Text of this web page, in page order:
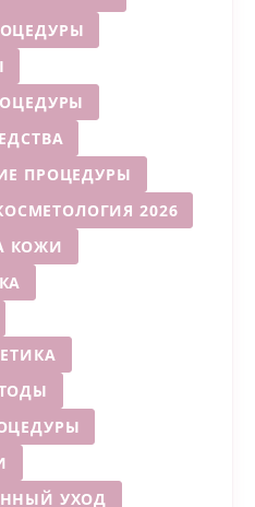
ПРОЦЕДУРЫ
2026
КОЖИ
УХОД